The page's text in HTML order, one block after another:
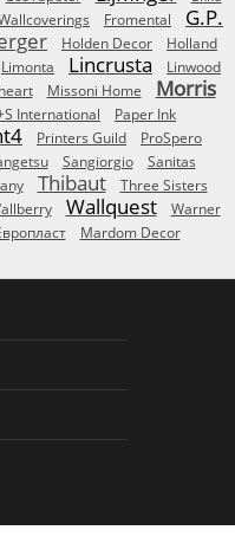
Fromental
G.P.
Holden Decor
Holland
Limonta Lincrusta
Linwood
Missoni Home
Morris
International Paper Ink
Printers Guild
ProSpero
Sangiorgio Sanitas
Thibaut
Three Sisters
Wallquest
Warner
Mardom Decor